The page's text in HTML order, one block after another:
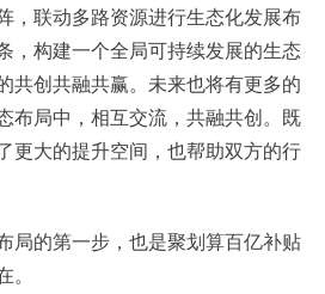
，联动多路资源进行生态化发展布
，构建一个全局可持续发展的生态
共创共融共赢。未来也将有更多的
布局中，相互交流，共融共创。既
更大的提升空间，也帮助双方的行
局的第一步，也是聚划算百亿补贴
。